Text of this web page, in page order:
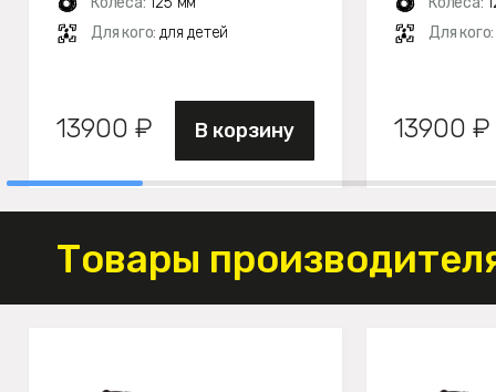
Для кого: для детей
13900 ₽ В корзину
Для кого:
13900 ₽
Товары